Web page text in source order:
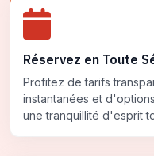
Réservez en Toute
Profitez de tarifs
instantanées et
une tranquillité d'esprit